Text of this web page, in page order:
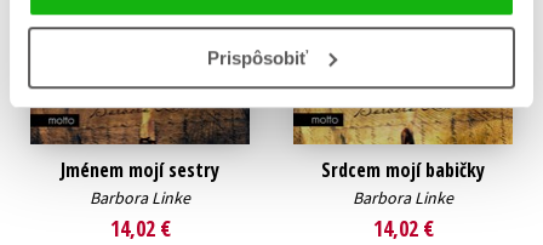
Prispôsobiť
Jménem mojí sestry
Barbora Linke
14,02 €
Srdcem mojí babičky
Barbora Linke
14,02 €